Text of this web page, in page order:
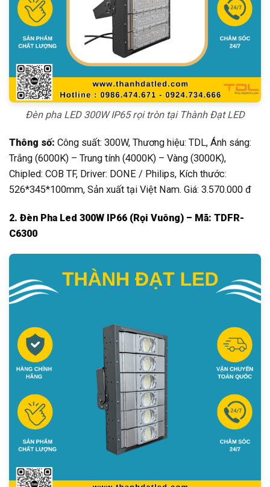
Đèn pha LED 300W IP65 rọi tròn tại Thành Đạt LED
Thông số: Công suất: 300W, Thương hiệu: TDL, Ánh sáng:
Trắng (6000K) – Trung tính (4000K) – Vàng (3000K),
Chipled: COB TF, Driver: DONE / Philips, Kích thước:
526*345*100mm, Sản xuất tại Việt Nam. Giá: 3.570.000 đ
2. Đèn Pha Led 300W IP66 (Rọi Vuông) – Mã: TDFR-
C6300